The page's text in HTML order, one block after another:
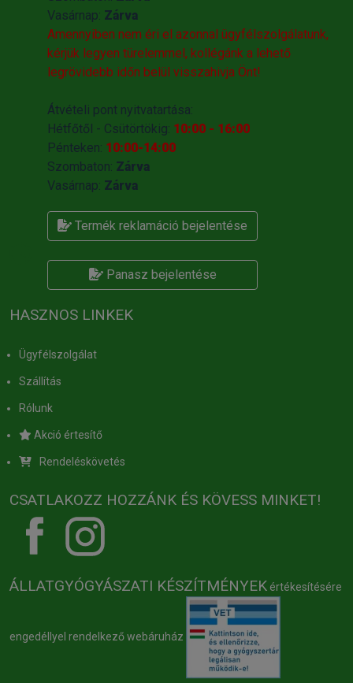
Vasárnap: Zárva
Amennyiben nem éri el azonnal ügyfélszolgálatunk,
kérjük legyen türelemmel, kollégánk a lehető
legrövidebb időn belül visszahivja Önt!
Átvételi pont nyitvatartása:
Hétfőtől - Csütörtökig: 10:00 - 16:00
Pénteken: 10:00-14:00
Szombaton: Zárva
Vasárnap: Zárva
Termék reklamáció bejelentése
Panasz bejelentése
HASZNOS LINKEK
Ügyfélszolgálat
Szállítás
Rólunk
Akció értesítő
Rendeléskövetés
CSATLAKOZZ HOZZÁNK ÉS KÖVESS MINKET!
ÁLLATGYÓGYÁSZATI KÉSZÍTMÉNYEK értékesítésére
engedéllyel rendelkező webáruház